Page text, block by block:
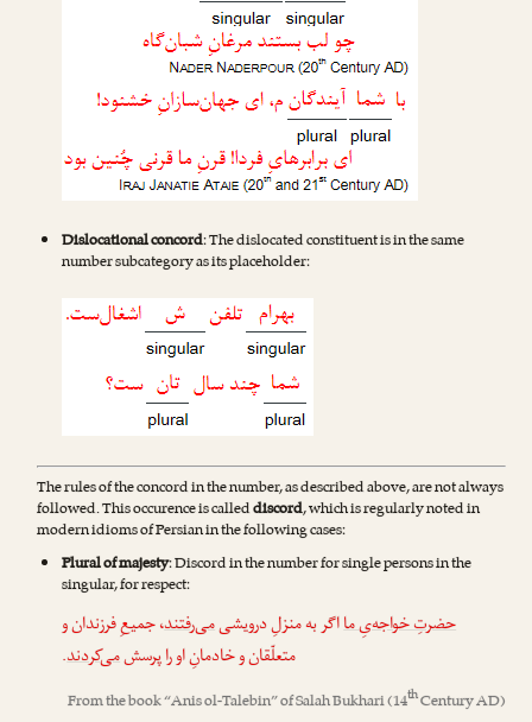
Dislocational concord: The dislocated constituent is in the same
number subcategory as its placeholder:
The rules of the concord in the number, as described above, are not always
followed. This occurence is calleddiscord, which is regularly noted in
modern idioms of Persian in the following cases:
Plural of majesty: Discord in the number for single persons in the
singular, for respect:
حضرتِ خواجه‌یِ مااگر به منزلِ درویشیمی‌رفتند، جمیعِ فرزندان و
متعلّقان و خادمانِ او را پرسشمی‌کردند.
From the book “Anis ol-Talebin” ofSalah Bukhari(14thCentury AD)